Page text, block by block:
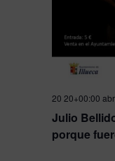
20 20+00:00
Julio
porque